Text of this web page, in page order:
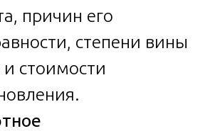
причин его
степени вины
и стоимости